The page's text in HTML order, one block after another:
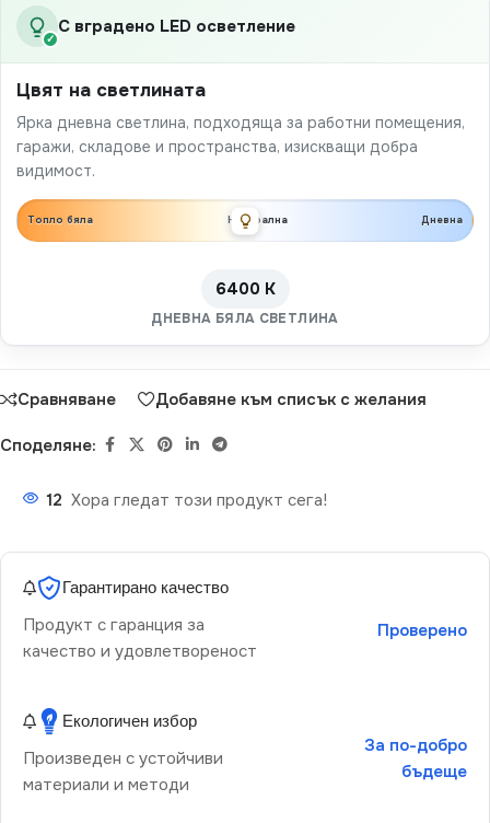
✓
С вградено LED осветление
Цвят на светлината
Ярка дневна светлина, подходяща за работни помещения,
гаражи, складове и пространства, изискващи добра
видимост.
Топло бяла Неутрална Дневна
6400 K
ДНЕВНА БЯЛА СВЕТЛИНА
Сравняване Добавяне към списък с желания
Споделяне:
12 Хора гледат този продукт сега!
Гарантирано качество
Продукт с гаранция за
качество и удовлетвореност
Проверено
Екологичен избор
Произведен с устойчиви
материали и методи
За по-добро
бъдеще